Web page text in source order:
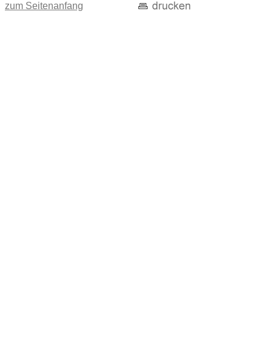
zum Seitenanfang